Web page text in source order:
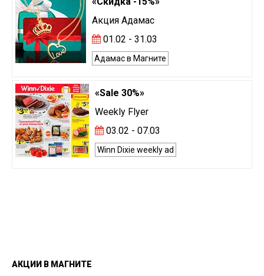
Акция Адамас
01.02 - 31.03
Адамас в Магните
«Sale 30%»
Weekly Flyer
03.02 - 07.03
Winn Dixie weekly ad
АКЦИИ В МАГНИТЕ